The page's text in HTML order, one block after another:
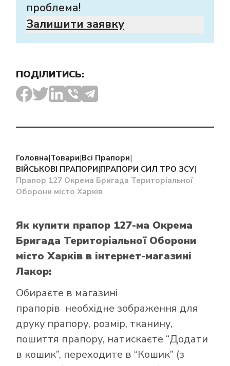
проблема!
Залишити заявку
ПОДІЛИТИСЬ:
Головна|Товари|Всі Прапори|
ВІЙСЬКОВІ ПРАПОРИ|ПРАПОРИ СИЛ ТРО ЗСУ|
Прапор 127 Окрема Бригада Територіальної
Оборони місто Харків
Як купити прапор 127-ма Окрема
Бригада Територіальної Оборони
місто Харків в інтернет-магазині
Лакор:
Обираєте в магазині
прапорів необхідне зображення для
друку прапору, розмір, тканину,
пошиття прапору, натискаєте “Додати
в кошик”, переходите в “Кошик” (з